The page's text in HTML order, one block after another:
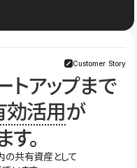
Customer Story
トアップまで
効活用が
。
の共有資産として